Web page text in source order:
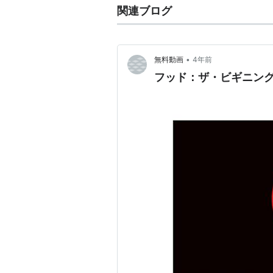
関連ブログ
無料動画 • 4年前
フッド：ザ・ビギニン